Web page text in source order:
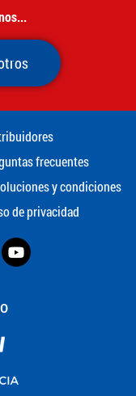
frecuentes
y condiciones
de privacidad